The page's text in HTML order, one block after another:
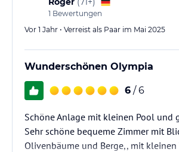
1 Bewertungen
Vor 1 Jahr • Verreist als Paar im Mai 2025
Wunderschönen Olympia
6 / 6
Schöne Anlage mit kleinen Pool und
Sehr schöne bequeme Zimmer mit
Olivenbäume und Berge,, mit kleinen